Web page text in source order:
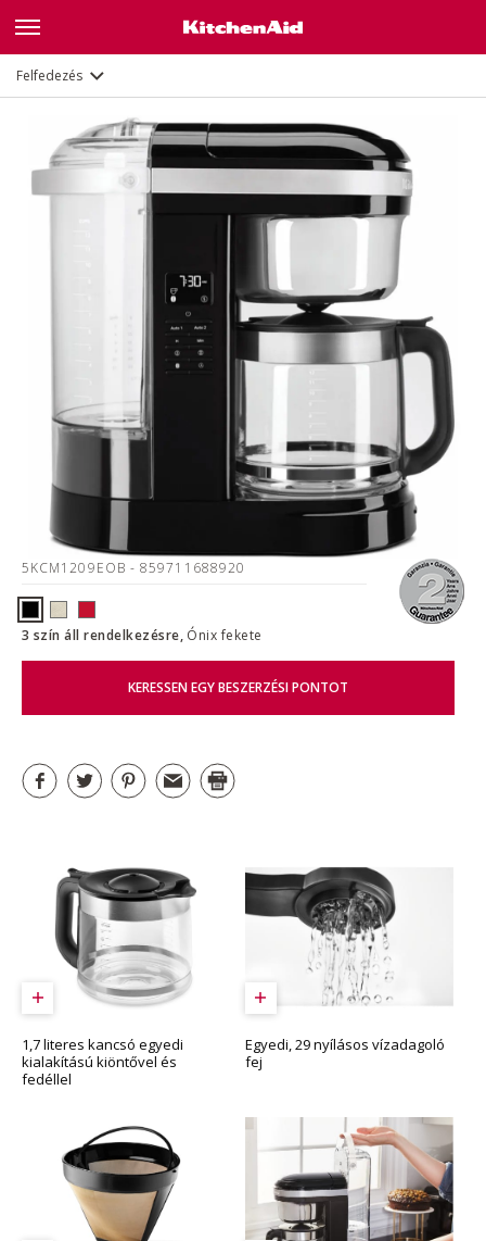
Felfedezés
5KCM1209EOB - 859711688920
3 szín áll rendelkezésre, Ónix fekete
KERESSEN EGY BESZERZÉSI PONTOT
1,7 literes kancsó egyedi
kialakítású kiöntővel és
fedéllel
Egyedi, 29 nyílásos vízadagoló
fej